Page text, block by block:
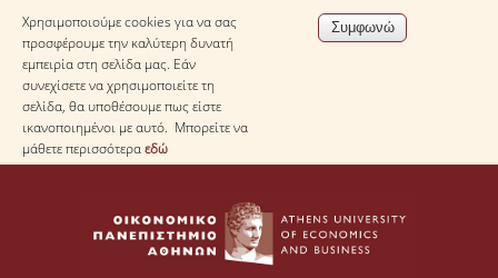
Χρησιμοποιούμε cookies για να σας
προσφέρουμε την καλύτερη δυνατή
εμπειρία στη σελίδα μας. Εάν
συνεχίσετε να χρησιμοποιείτε τη
σελίδα, θα υποθέσουμε πως είστε
ικανοποιημένοι με αυτό. Μπορείτε να
μάθετε περισσότεραεδώ